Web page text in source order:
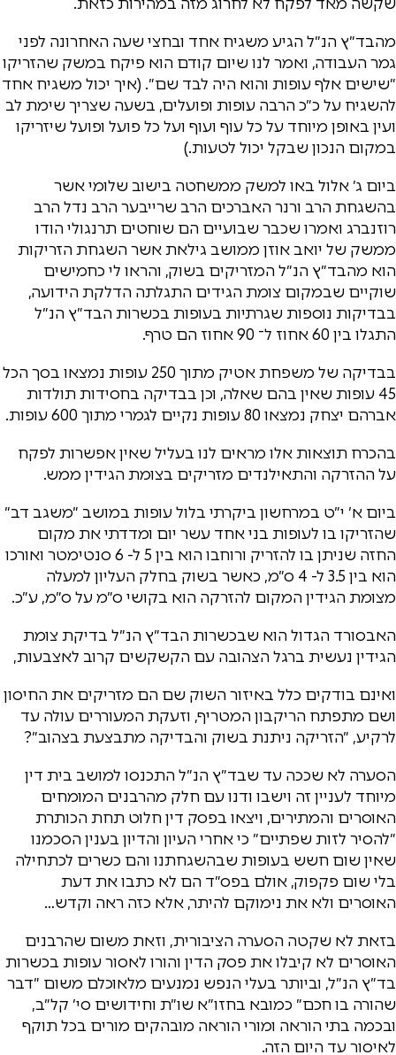
מהבד״ץ הנ״ל הגיע משגיח אחד ובחצי שעה האחרונה לפני
גמר העבודה, ואמר לנו שיום קודם הוא פיקח במשק שהזריקו
״שישים אלף עופות והוא היה לבד שם״. (איך יכול משגיח אחד
להשגיח על כ״כ הרבה עופות ופועלים, בשעה שצריך שימת לב
ועין באופן מיוחד על כל עוף ועוף ועל כל פועל ופועל שיזריקו
במקום הנכון שבקל יכול לטעות.)
ביום ג׳ אלול באו למשק ממשחטה בישוב שלומי אשר
בהשגחת הרב ורנר האברכים הרב שרייבער הרב נדל הרב
רוזנברג ואמרו שכבר שבועיים הם שוחטים תרנגולי הודו
ממשק של יואב אוזן ממושב גילאת אשר השגחת הזריקות
הוא מהבד״ץ הנ״ל המזריקים בשוק, והראו לי כחמישים
שוקיים שבמקום צומת הגידים התגלתה הדלקת הידועה,
בבדיקות נוספות שגרתיות בעופות בכשרות הבד״ץ הנ״ל
התגלו בין 60 אחוז ל־ 90 אחוז הם טרף.
בבדיקה של משפחת אטיק מתוך 250 עופות נמצאו בסך הכל
45 עופות שאין בהם שאלה, וכן בבדיקה בחסידות תולדות
אברהם יצחק נמצאו 80 עופות נקיים לגמרי מתוך 600 עופות.
בהכרח תוצאות אלו מראים לנו בעליל שאין אפשרות לפקח
על ההזרקה והתאילנדים מזריקים בצומת הגידין ממש.
ביום א׳ י״ט במרחשון ביקרתי בלול עופות במושב ״משגב דב״
שהזריקו בו לעופות בני אחד עשר יום ומדדתי את מקום
החזה שניתן בו להזריק ורוחבו הוא בין 5 ל- 6 סנטימטר ואורכו
הוא בין 3.5 ל- 4 ס״מ, כאשר בשוק בחלק העליון למעלה
מצומת הגידין המקום להזרקה הוא בקושי ס״מ על ס״מ, ע״כ.
האבסורד הגדול הוא שבכשרות הבד״ץ הנ״ל בדיקת צומת
הגידין נעשית ברגל הצהובה עם הקשקשים קרוב לאצבעות,
ואינם בודקים כלל באיזור השוק שם הם מזריקים את החיסון
ושם מתפתח הריקבון המטריף, וזעקת המעוררים עולה עד
לרקיע, ״הזריקה ניתנת בשוק והבדיקה מתבצעת בצהוב״?
הסערה לא שככה עד שבד״ץ הנ״ל התכנסו למושב בית דין
מיוחד לעניין זה וישבו ודנו עם חלק מהרבנים המומחים
האוסרים והמתירים, ויצאו בפסק דין חלוט תחת הכותרת
״להסיר לזות שפתיים״ כי אחרי העיון והדיון בענין הסכמנו
שאין שום חשש בעופות שבהשגחתנו והם כשרים לכתחילה
בלי שום פקפוק, אולם בפס״ד הם לא כתבו את דעת
האוסרים ולא את נימוקם להיתר, אלא כזה ראה וקדש…
בזאת לא שקטה הסערה הציבורית, וזאת משום שהרבנים
האוסרים לא קיבלו את פסק הדין והורו לאסור עופות בכשרות
בד״ץ הנ״ל, וביותר בעלי הנפש נמנעים מלאוכלם משום ״דבר
שהורה בו חכם״ כמובא בחזו״א שו״ת וחידושים סי׳ קל״ב,
ובכמה בתי הוראה ומורי הוראה מובהקים מורים בכל תוקף
לאיסור עד היום הזה.